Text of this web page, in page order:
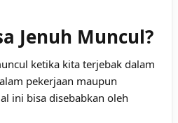
Jenuh Muncul?
ketika kita terjebak dalam
pekerjaan maupun
ini bisa disebabkan oleh